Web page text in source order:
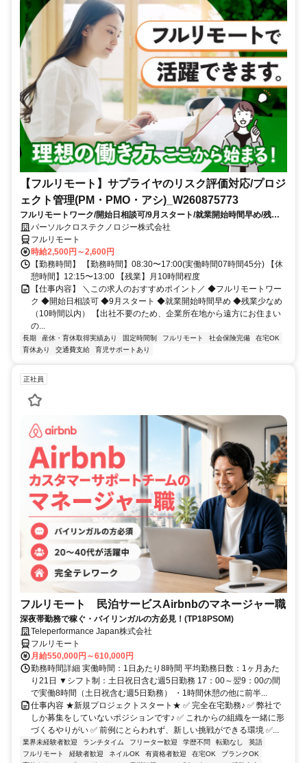
【フルリモート】サプライヤのリスク評価対応/プロジ
ェクト管理(PM・PMO・アシ)_W260875773
フルリモートワーク/開始日相談可/9月スタート/就業開始時間早め/残業
少なめ（10時間以内）
パーソルクロステクノロジー株式会社
フルリモート
時給2,500円～2,600円
【勤務時間】 【勤務時間】08:30〜17:00(実働時間07時間45分) 【休
憩時間】12:15〜13:00 【残業】月10時間程度
【仕事内容】 ＼この求人のおすすめポイント／ ◆フルリモートワー
ク ◆開始日相談可 ◆9月スタート ◆就業開始時間早め ◆残業少なめ
（10時間以内） 【出社不要のため、企業所在地から遠方にお住まい
の...
長期 産休・育休取得実績あり 固定時間制 フルリモート 社会保険完備
在宅OK
育休あり
交通費支給 育児サポートあり
正社員
フルリモート 民泊サービスAirbnbのマネージャー職
深夜帯勤務で稼ぐ・バイリンガルの方必見！(TP18PSOM)
Teleperformance Japan株式会社
フルリモート
月給550,000円～610,000円
勤務時間詳細 実働時間：1日あたり8時間 平均勤務日数：1ヶ月あた
り21日 ▼シフト制：土日祝日含む週5日勤務 17：00～翌9：00の間
で実働8時間（土日祝含む週5日勤務） ・1時間休憩の他に前半...
仕事内容 ★新規プロジェクトスタート★ ✅ 完全在宅勤務♪ ✅ 弊社で
しか募集をしていないポジションです♪ ✅ これからの組織を一緒に形
づくるやりがい ✅ 前例にとらわれず、新しい挑戦ができる環境 ✅...
業界未経験者歓迎 ランチタイム フリーター歓迎 学歴不問 転勤なし
英語
フルリモート
経験者歓迎 ネイルOK 有資格者歓迎 在宅OK
ブランクOK